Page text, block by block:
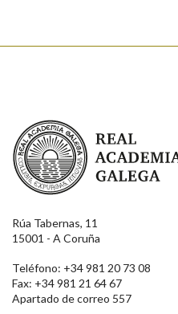
Real Academia Galega
Rúa Tabernas, 11
15001 - A Coruña
Teléfono: +34 981 20 73 08
Fax: +34 981 21 64 67
Apartado de correo 557